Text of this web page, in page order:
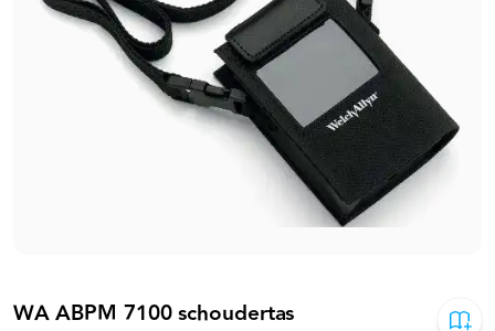
WA ABPM 7100 schoudertas